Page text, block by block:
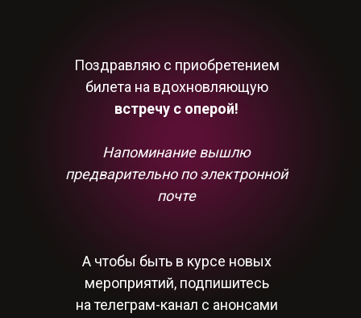
Поздравляю с приобретением
билета на вдохновляющую
встречу с оперой!
Напоминание вышлю
предварительно по электронной
почте
А чтобы быть в курсе новых
мероприятий, подпишитесь
на телеграм-канал с анонсами